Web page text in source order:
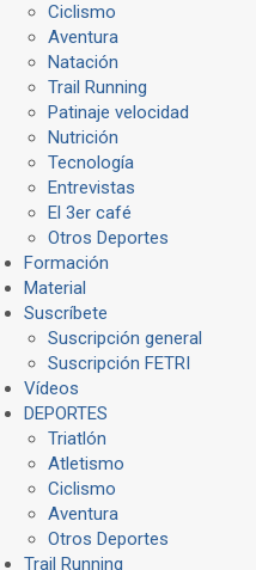
Ciclismo
Aventura
Natación
Trail Running
Patinaje velocidad
Nutrición
Tecnología
Entrevistas
El 3er café
Otros Deportes
Formación
Material
Suscríbete
Suscripción general
Suscripción FETRI
Vídeos
DEPORTES
Triatlón
Atletismo
Ciclismo
Aventura
Otros Deportes
Trail Running